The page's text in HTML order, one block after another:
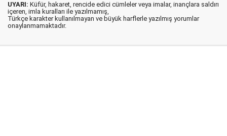
UYARI: Küfür, hakaret, rencide edici cümleler veya imalar, inançlara saldırı
içeren, imla kuralları ile yazılmamış,
Türkçe karakter kullanılmayan ve büyük harflerle yazılmış yorumlar
onaylanmamaktadır.